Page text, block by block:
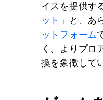
イスを提供す
ット 」と、あ
ットフォーム
く、よりプロ
換を象徴して